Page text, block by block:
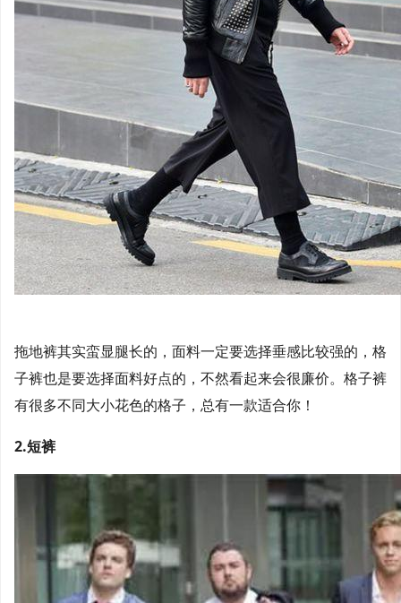
拖地裤其实蛮显腿长的，面料一定要选择垂感比较强的，格
子裤也是要选择面料好点的，不然看起来会很廉价。格子裤
有很多不同大小花色的格子，总有一款适合你！
2.短裤